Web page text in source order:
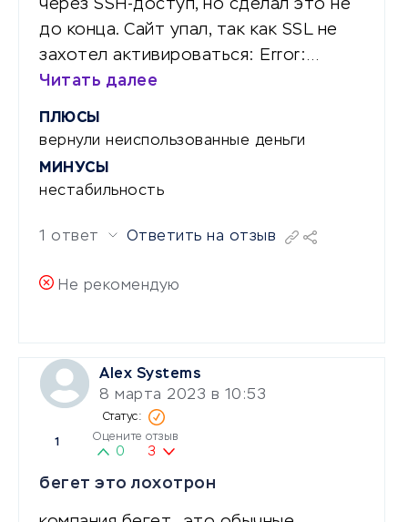
через SSH-доступ, но сделал это не
до конца. Сайт упал, так как SSL не
захотел активироваться: Error:…
Читать далее
ПЛЮСЫ
вернули неиспользованные деньги
МИНУСЫ
нестабильность
1 ответ Ответить на отзыв
Не рекомендую
Alex Systems
8 марта 2023 в 10:53
1 Оцените отзыв
0 3
бегет это лохотрон